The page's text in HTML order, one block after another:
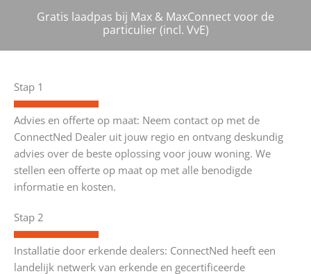
Gratis laadpas bij Max & MaxConnect voor de
particulier (incl. VvE)
Stap 1
Advies en offerte op maat: Neem contact op met de
ConnectNed Dealer uit jouw regio en ontvang deskundig
advies over de beste oplossing voor jouw woning. We
stellen een offerte op maat op met alle benodigde
informatie en kosten.
Stap 2
Installatie door erkende dealers: ConnectNed heeft een
landelijk netwerk van erkende en gecertificeerde